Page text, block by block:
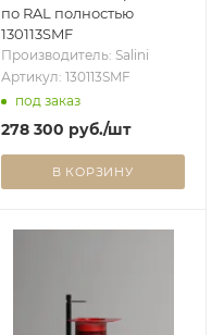
по RAL полностью
130113SMF
Производитель: Salini
Артикул: 130113SMF
под заказ
278 300 руб./шт
В КОРЗИНУ